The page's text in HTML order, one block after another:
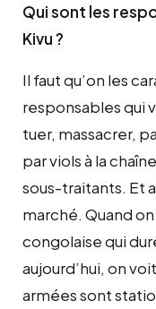
Qui sont les
Kivu ?
Il faut qu’on les
responsables qui
tuer, massacrer,
par viols à la
sous-traitants. Et
marché. Quand
congolaise qui
aujourd’hui, on
armées sont